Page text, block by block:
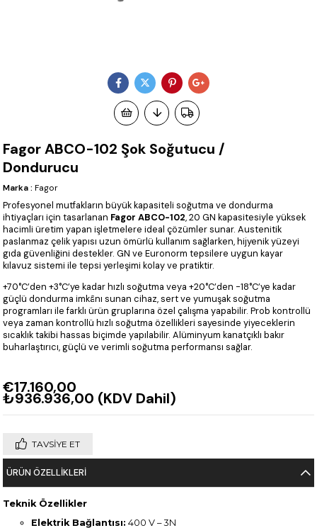
Fagor ABCO-102 Şok Soğutucu /
Dondurucu
Marka : Fagor
Profesyonel mutfakların büyük kapasiteli soğutma ve dondurma
ihtiyaçları için tasarlanan Fagor ABCO-102, 20 GN kapasitesiyle yüksek
hacimli üretim yapan işletmelere ideal çözümler sunar. Austenitik
paslanmaz çelik yapısı uzun ömürlü kullanım sağlarken, hijyenik yüzeyi
gıda güvenliğini destekler. GN ve Euronorm tepsilere uygun kayar
kılavuz sistemi ile tepsi yerleşimi kolay ve pratiktir.
+70°C’den +3°C’ye kadar hızlı soğutma veya +20°C’den -18°C’ye kadar
güçlü dondurma imkânı sunan cihaz, sert ve yumuşak soğutma
programları ile farklı ürün gruplarına özel çalışma yapabilir. Prob kontrollü
veya zaman kontrollü hızlı soğutma özellikleri sayesinde yiyeceklerin
sıcaklık takibi hassas biçimde yapılabilir. Alüminyum kanatçıklı bakır
buharlaştırıcı, güçlü ve verimli soğutma performansı sağlar.
€17.160,00
₺936.936,00 (KDV Dahil)
TAVSIYE ET
ÜRÜN ÖZELLIKLERI
Teknik Özellikler
Elektrik Bağlantısı: 400 V – 3N